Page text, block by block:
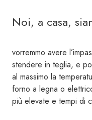
Noi, a casa,
vorremmo avere
stendere in teglia, e
al massimo la
forno a legna o
più elevate e tempi di